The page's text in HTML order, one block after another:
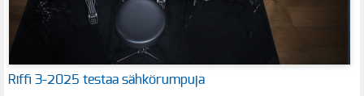
Riffi 3-2025 testaa sähkörumpuja